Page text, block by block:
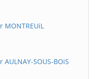
SOUS-BOiS